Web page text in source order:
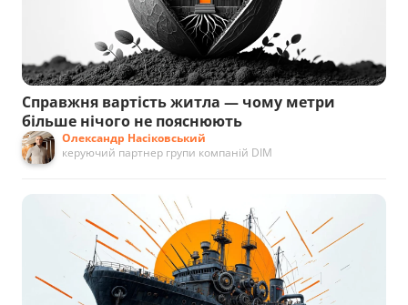
Справжня вартість житла — чому метри
більше нічого не пояснюють
Олександр Насіковський
керуючий партнер групи компаній DIM